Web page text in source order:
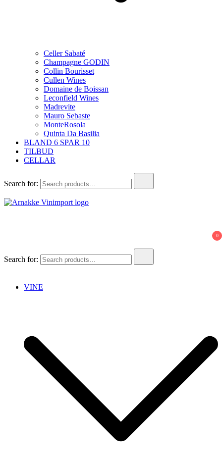
Celler Sabaté
Champagne GODIN
Collin Bourisset
Cullen Wines
Domaine de Boissan
Leconfield Wines
Madrevite
Mauro Sebaste
MonteRosola
Quinta Da Basilia
BLAND 6 SPAR 10
TILBUD
CELLAR
Search for:
0
Search for:
VINE